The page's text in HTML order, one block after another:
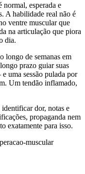
normal, esperada e
A habilidade real não é
ventre muscular que
na articulação que piora
dia.
longo de semanas em
prazo guiar suas
uma sessão pulada por
Um tendão inflamado,
dor, notas e
propaganda nem
exatamente para isso.
muscular